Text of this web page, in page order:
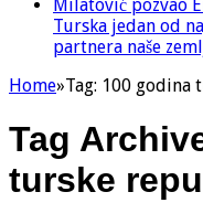
Milatović pozvao
Turska jedan od
partnera naše
Home»Tag: 100 godina
Tag
turske